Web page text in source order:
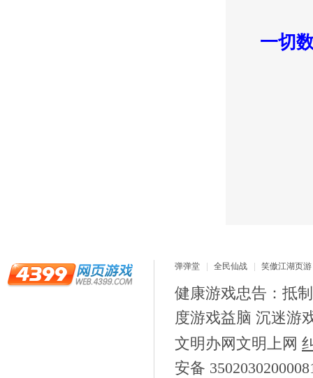
一切
弹弹堂 全民仙战 笑傲江湖页游
健康游戏忠告：抵
度游戏益脑 沉迷游
文明办网文明上网
安备